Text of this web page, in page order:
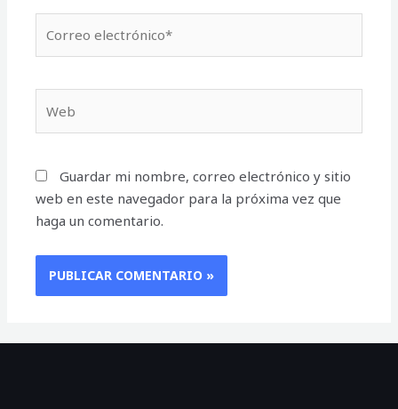
electrónico*
Guardar mi nombre, correo electrónico y sitio
web en este navegador para la próxima vez que
haga un comentario.